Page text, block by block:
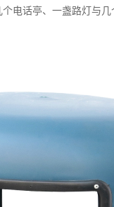
电话亭、一盏路灯与